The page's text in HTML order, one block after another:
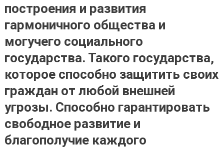
построения и развития
гармоничного общества и
могучего социального
государства. Такого государства,
которое способно защитить своих
граждан от любой внешней
угрозы. Способно гарантировать
свободное развитие и
благополучие каждого